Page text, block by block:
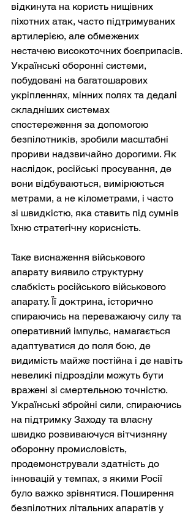
відкинута на користь нищівних
піхотних атак, часто підтримуваних
артилерією, але обмежених
нестачею високоточних боєприпасів.
Українські оборонні системи,
побудовані на багатошарових
укріпленнях, мінних полях та дедалі
складніших системах
спостереження за допомогою
безпілотників, зробили масштабні
прориви надзвичайно дорогими. Як
наслідок, російські просування, де
вони відбуваються, вимірюються
метрами, а не кілометрами, і часто
зі швидкістю, яка ставить під сумнів
їхню стратегічну корисність.
Таке виснаження військового
апарату виявило структурну
слабкість російського військового
апарату. Її доктрина, історично
спираючись на переважаючу силу та
оперативний імпульс, намагається
адаптуватися до поля бою, де
видимість майже постійна і де навіть
невеликі підрозділи можуть бути
вражені зі смертельною точністю.
Українські збройні сили, спираючись
на підтримку Заходу та власну
швидко розвиваючуся вітчизняну
оборонну промисловість,
продемонстрували здатність до
інновацій у темпах, з якими Росії
було важко зрівнятися. Поширення
безпілотних літальних апаратів у